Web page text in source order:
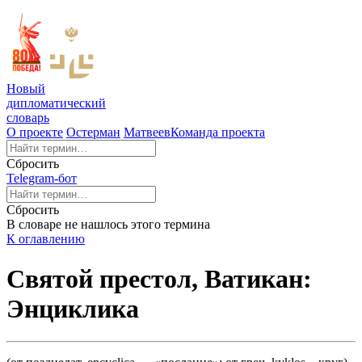
Новый
дипломатический
словарь
О проекте Остерман МатвеевКоманда проекта
Сбросить
Telegram-бот
Сбросить
В словаре не нашлось этого термина
К оглавлению
Святой престол, Ватикан:
Энциклика